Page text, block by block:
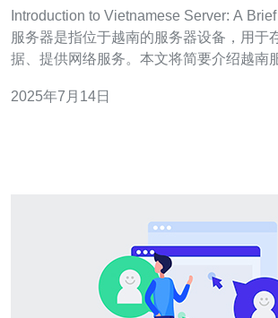
Introduction to Vietnamese Server: A Brief
服务器是指位于越南的服务器设备，用于
据、提供网络服务。本文将简要介绍越南
现出快速发展的趋势，主要得益于以下几点优势
2025年7月14日